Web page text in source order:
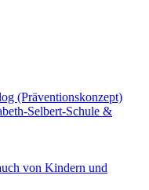
(Präventionskonzept)
Selbert-Schule &
von Kindern und